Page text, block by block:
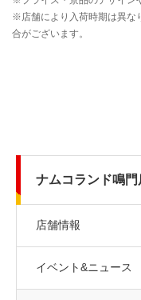
ナムコランド鳴門
店舗情報
イベント&ニュース